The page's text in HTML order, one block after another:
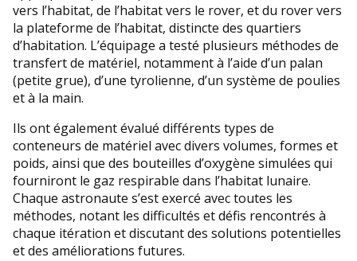
vers l’habitat, de l’habitat vers le rover, et du rover vers
la plateforme de l’habitat, distincte des quartiers
d’habitation. L’équipage a testé plusieurs méthodes de
transfert de matériel, notamment à l’aide d’un palan
(petite grue), d’une tyrolienne, d’un système de poulies
et à la main.
Ils ont également évalué différents types de
conteneurs de matériel avec divers volumes, formes et
poids, ainsi que des bouteilles d’oxygène simulées qui
fourniront le gaz respirable dans l’habitat lunaire.
Chaque astronaute s’est exercé avec toutes les
méthodes, notant les difficultés et défis rencontrés à
chaque itération et discutant des solutions potentielles
et des améliorations futures.